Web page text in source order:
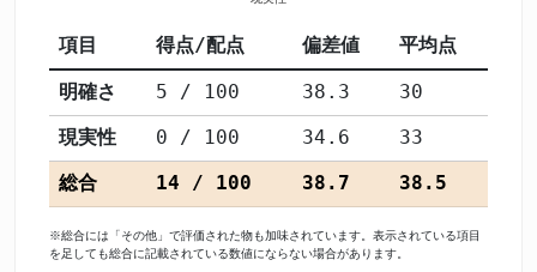
項目 得点/配点 偏差値 平均点
明確さ 5 / 100 38.3
30
現実性
0 / 100 34.6
33
総合
14 / 100 38.7 38.5
※総合には「その他」で評価された物も加味されています。表示されている項目
を足しても総合に記載されている数値にならない場合があります。